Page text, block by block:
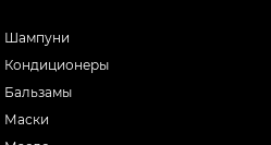
Шампуни
Кондиционеры
Бальзамы
Маски